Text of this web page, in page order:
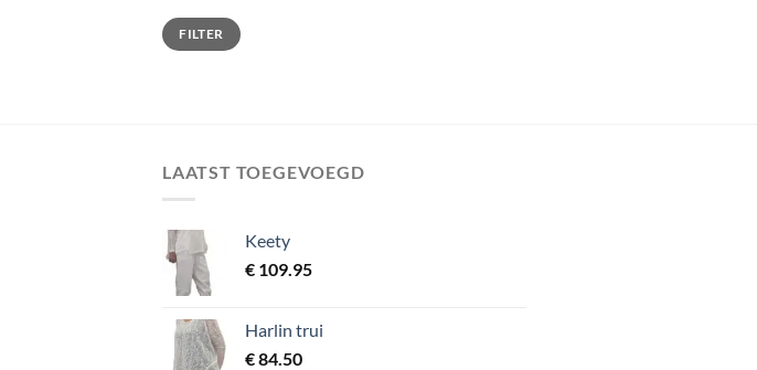
Min. prijs
Max. prijs
FILTER
LAATST TOEGEVOEGD
Keety
€ 109.95
Harlin trui
€84.50